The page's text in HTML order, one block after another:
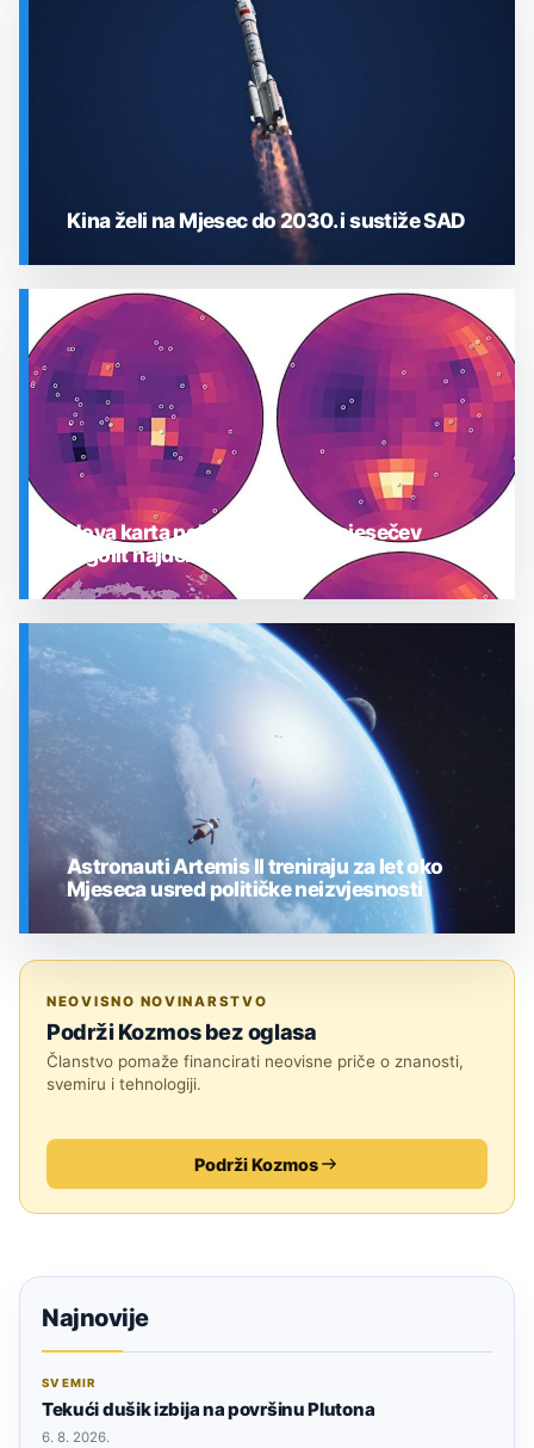
SVEMIR
Kina želi na Mjesec do 2030. i sustiže SAD
SVEMIR
Nova karta pokazuje gdje je mjesečev
regolit najdeblji
Astronauti Artemis II treniraju za let oko
Mjeseca usred političke neizvjesnosti
NEOVISNO NOVINARSTVO
Podrži Kozmos bez oglasa
Članstvo pomaže financirati neovisne priče o znanosti,
svemiru i tehnologiji.
Podrži Kozmos
Najnovije
SVEMIR
Tekući dušik izbija na površinu Plutona
6. 8. 2026.